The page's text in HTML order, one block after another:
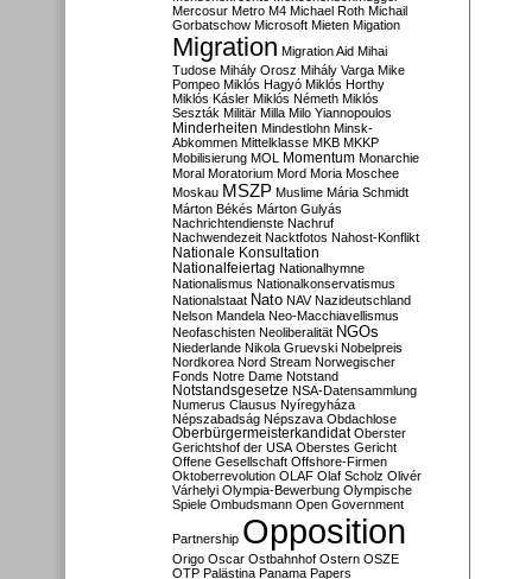
Mercosur Metro M4 Michael Roth Michail
Gorbatschow Microsoft Mieten Migation
Migration Migration Aid Mihai
Tudose Mihály Orosz Mihály Varga Mike
Pompeo Miklós Hagyó Miklós Horthy
Miklós Kásler Miklós Németh Miklós
Seszták Militär Milla Milo Yiannopoulos
Minderheiten Mindestlohn Minsk-
Abkommen Mittelklasse MKB MKKP
Mobilisierung MOL Momentum Monarchie
Moral Moratorium Mord Moria Moschee
Moskau MSZP Muslime Mária Schmidt
Márton Békés Márton Gulyás
Nachrichtendienste Nachruf
Nachwendezeit Nacktfotos Nahost-Konflikt
Nationale Konsultation
Nationalfeiertag Nationalhymne
Nationalismus Nationalkonservatismus
Nationalstaat Nato NAV Nazideutschland
Nelson Mandela Neo-Macchiavellismus
Neofaschisten Neoliberalität NGOs
Niederlande Nikola Gruevski Nobelpreis
Nordkorea Nord Stream Norwegischer
Fonds Notre Dame Notstand
Notstandsgesetze NSA-Datensammlung
Numerus Clausus Nyíregyháza
Népszabadság Népszava Obdachlose
Oberbürgermeisterkandidat Oberster
Gerichtshof der USA Oberstes Gericht
Offene Gesellschaft Offshore-Firmen
Oktoberrevolution OLAF Olaf Scholz Olivér
Várhelyi Olympia-Bewerbung Olympische
Spiele Ombudsmann Open Government
Partnership Opposition
Origo Oscar Ostbahnhof Ostern OSZE
OTP Palästina Panama Papers